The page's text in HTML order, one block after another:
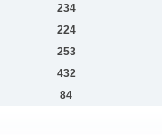
234
224
253
432
84